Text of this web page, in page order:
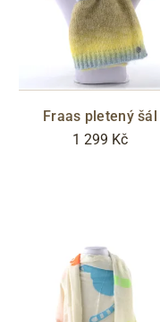
Fraas pletený šál
1 299 Kč